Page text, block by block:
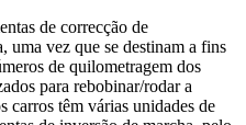
de correcção de
uma vez que se destinam a fins
de quilometragem dos
para rebobinar/rodar a
carros têm várias unidades de